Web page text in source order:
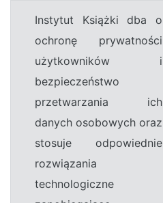
Instytut Książki dba o
ochronę prywatności
użytkowników i
bezpieczeństwo
przetwarzania ich
danych osobowych oraz
stosuje odpowiednie
rozwiązania
technologiczne